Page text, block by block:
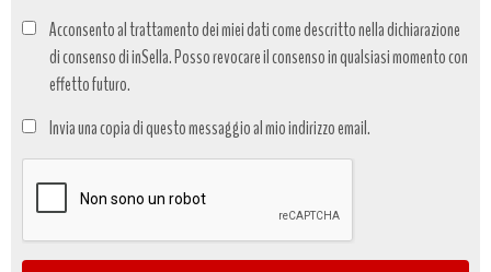
Acconsento al trattamento dei miei dati come descritto nella dichiarazione
di consenso di inSella. Posso revocare il consenso in qualsiasi momento con
effetto futuro.
dati
*
Invia una copia di questo messaggio al mio indirizzo email.